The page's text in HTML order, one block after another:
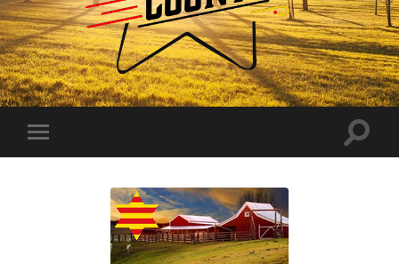
Forever
Country
Toggle
mobile
Toggle